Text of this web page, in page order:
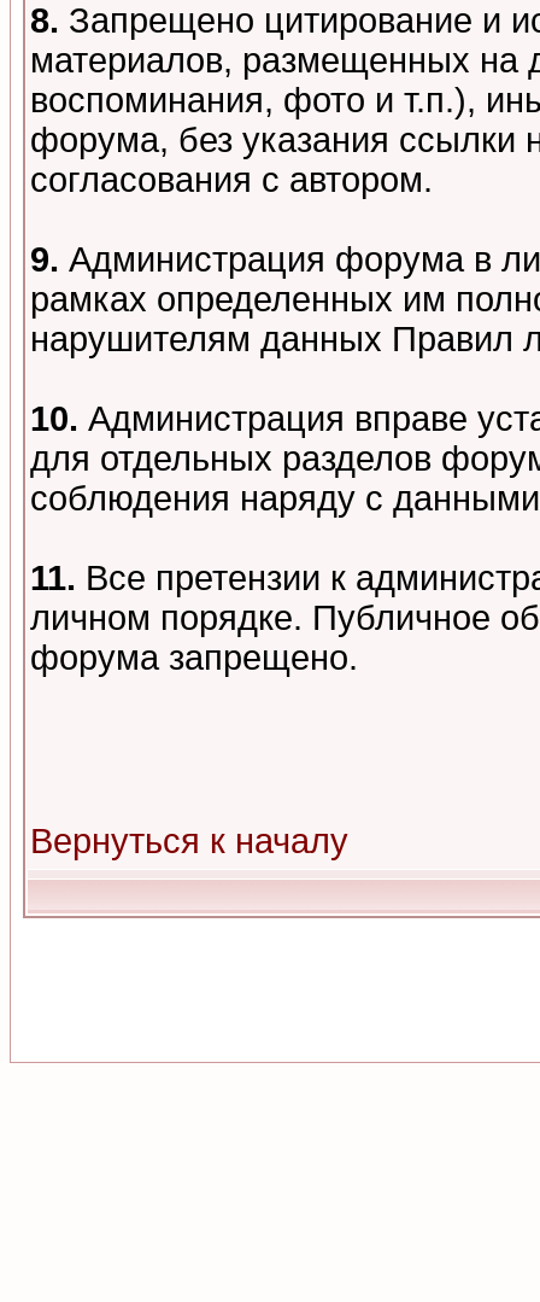
8. Запрещено цитирование и
материалов, размещенных на
воспоминания, фото и т.п.),
форума, без указания ссылки
согласования с автором.
9. Администрация форума в
рамках определенных им
нарушителям данных Правил
10. Администрация вправе
для отдельных разделов
соблюдения наряду с
11. Все претензии к
личном порядке. Публичное
форума запрещено.
Вернуться к началу